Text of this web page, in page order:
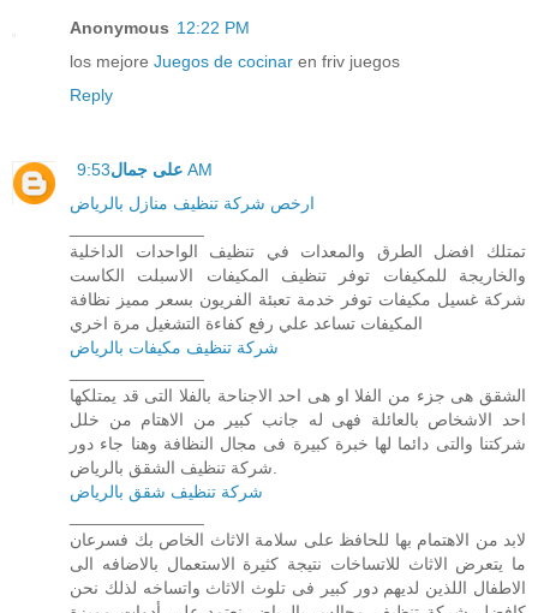
Anonymous 12:22 PM
los mejore Juegos de cocinar en friv juegos
Reply
على جمال 9:53 AM
ارخص شركة تنظيف منازل بالرياض
تمتلك افضل الطرق والمعدات في تنظيف الواحدات الداخلية
والخاريجة للمكيفات توفر تنظيف المكيفات الاسبلت الكاست
شركة غسيل مكيفات توفر خدمة تعبئة الفريون بسعر مميز نظافة
المكيفات تساعد علي رفع كفاءة التشغيل مرة اخري
شركة تنظيف مكيفات بالرياض
الشقق هى جزء من الفلا او هى احد الاجناحة بالفلا التى قد يمتلكها
احد الاشخاص بالعائلة فهى له جانب كبير من الاهتام من خلل
شركتنا والتى دائما لها خبرة كبيرة فى مجال النظافة وهنا جاء دور
شركة تنظيف شقق بالرياض
لابد من الاهتمام بها للحافظ على سلامة الاثاث الخاص بك فسرعان
ما يتعرض الاثاث للاتساخات نتيجة كثيرة الاستعمال بالاضافه الى
الاطفال اللذين لديهم دور كبير فى تلوث الاثاث واتساخه لذلك نحن